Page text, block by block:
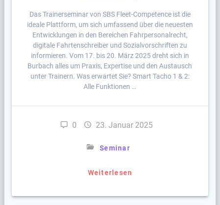
Das Trainerseminar von SBS Fleet-Competence ist die
ideale Plattform, um sich umfassend über die neuesten
Entwicklungen in den Bereichen Fahrpersonalrecht,
digitale Fahrtenschreiber und Sozialvorschriften zu
informieren. Vom 17. bis 20. März 2025 dreht sich in
Burbach alles um Praxis, Expertise und den Austausch
unter Trainern. Was erwartet Sie? Smart Tacho 1 & 2:
Alle Funktionen …
0 23. Januar 2025
Seminar
Weiterlesen